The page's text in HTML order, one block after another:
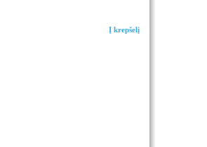
Į krepšelį